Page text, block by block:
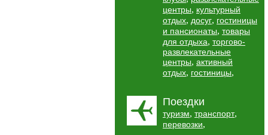
центры, культурный
отдых, досуг, гостиницы
и пансионаты, товары
для отдыха, торгово-
развлекательные
центры, активный
отдых, гостиницы,
Поездки
туризм, транспорт,
перевозки,